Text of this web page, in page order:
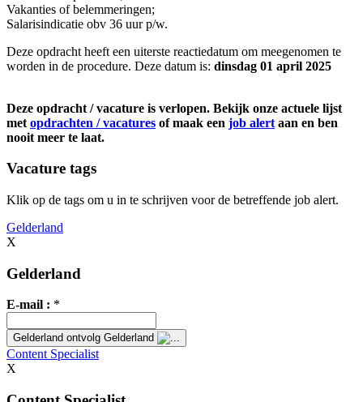
Vakanties of belemmeringen;
Salarisindicatie obv 36 uur p/w.
Deze opdracht heeft een uiterste reactiedatum om meegenomen te
worden in de procedure. Deze datum is: dinsdag 01 april 2025
Deze opdracht / vacature is verlopen. Bekijk onze actuele lijst
met opdrachten / vacatures of maak een job alert aan en ben
nooit meer te laat.
Vacature tags
Klik op de tags om u in te schrijven voor de betreffende job alert.
Gelderland
X
Gelderland
E-mail : *
Gelderland ontvolg Gelderland
Content Specialist
X